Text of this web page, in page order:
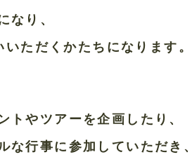
なり、
ただくかたちになります。
トやツアーを企画したり、
な行事に参加していただき、